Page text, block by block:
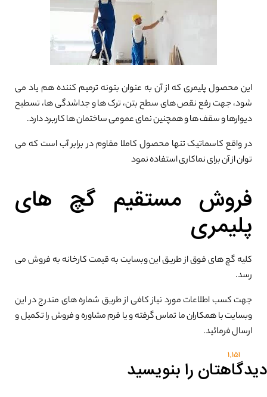
این محصول پلیمری که از آن به عنوان بتونه ترمیم کننده هم یاد می
شود، جهت رفع نقص های سطح بتن، ترک ها و جداشدگی ها، تسطیح
دیوارها و سقف ها و همچنین نمای عمومی ساختمان ها کاربرد دارد.
در واقع کاسماتیک تنها محصول کاملا مقاوم در برابر آب است که می
توان از آن برای نماکاری استفاده نمود
فروش مستقیم گچ های
پلیمری
کلیه گچ های فوق از طریق این وبسایت به قیمت کارخانه به فروش می
رسد.
جهت کسب اطلاعات مورد نیاز کافی از طریق شماره های مندرج در این
وبسایت با همکاران ما تماس گرفته و یا فرم مشاوره و فروش را تکمیل و
ارسال فرمائید.
1,151
دیدگاهتان را بنویسید